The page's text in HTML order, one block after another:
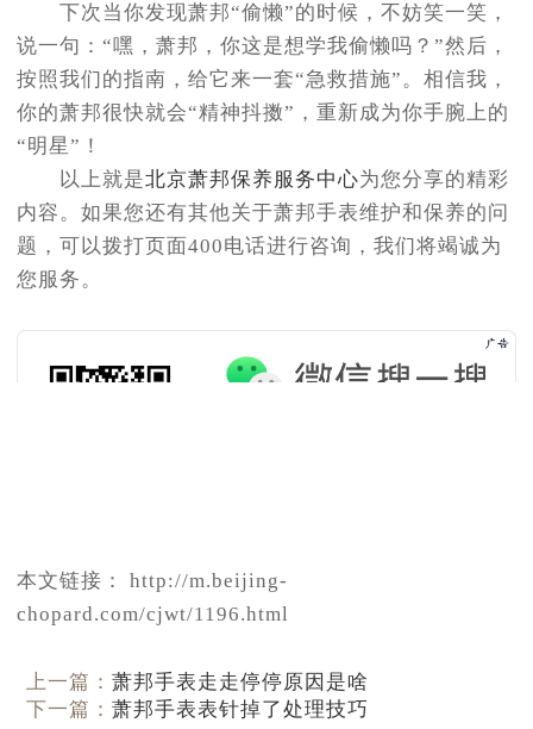
下次当你发现萧邦“偷懒”的时候，不妨笑一笑，
说一句：“嘿，萧邦，你这是想学我偷懒吗？”然后，
按照我们的指南，给它来一套“急救措施”。相信我，
你的萧邦很快就会“精神抖擞”，重新成为你手腕上的
“明星”！
以上就是北京萧邦保养服务中心为您分享的精彩
内容。如果您还有其他关于萧邦手表维护和保养的问
题，可以拨打页面400电话进行咨询，我们将竭诚为
您服务。
本文链接： http://m.beijing-
chopard.com/cjwt/1196.html
上一篇：萧邦手表走走停停原因是啥
下一篇：萧邦手表表针掉了处理技巧